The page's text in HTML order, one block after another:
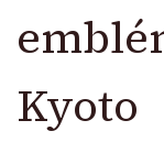
Kyoto